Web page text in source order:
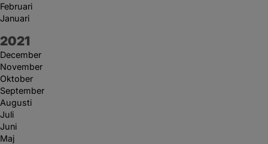
Februari
Januari
År:
2021
December
November
Oktober
September
Augusti
Juli
Juni
Maj